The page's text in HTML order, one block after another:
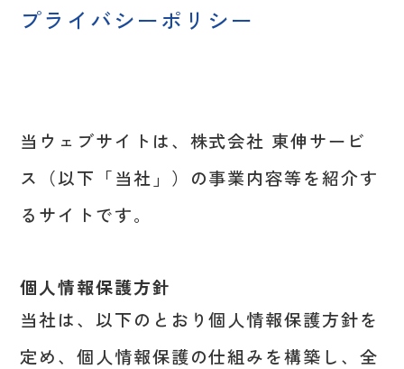
プラ イ バ シーポ リ シー
当ウェブサイトは、株式会社 東伸サービ
ス（以下「当社」）の事業内容等を紹介す
るサイトです。
個人情報保護方針
当社は、以下のとおり個人情報保護方針を
定め、個人情報保護の仕組みを構築し、全